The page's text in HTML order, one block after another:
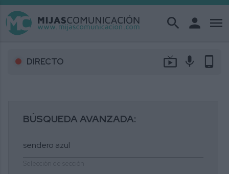
search person menu
DIRECTO live_tv mic phone_android
BÚSQUEDA AVANZADA: